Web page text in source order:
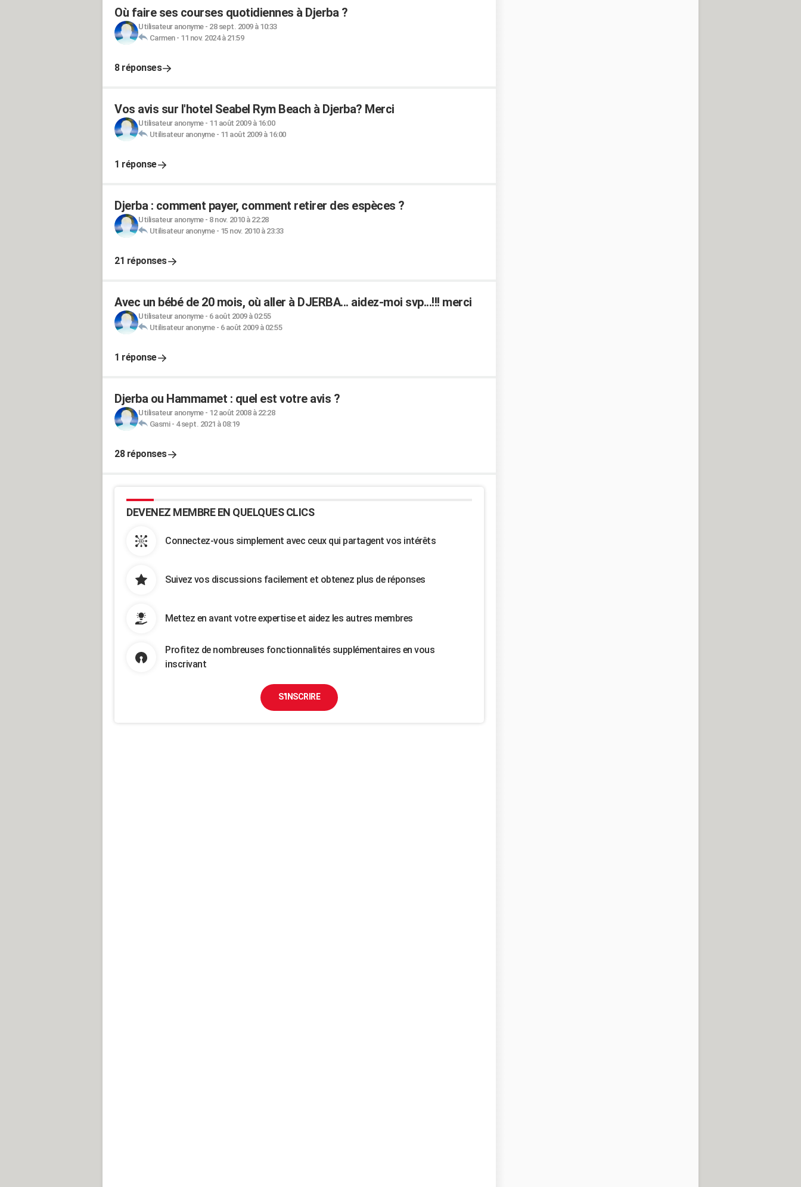
Où faire ses courses quotidiennes à Djerba ?
Utilisateur anonyme- 28 sept. 2009 à 10:33
Carmen- 11 nov. 2024 à 21:59
8 réponses
Vos avis sur l'hotel Seabel Rym Beach à Djerba? Merci
Utilisateur anonyme- 11 août 2009 à 16:00
Utilisateur anonyme- 11 août 2009 à 16:00
1 réponse
Djerba : comment payer, comment retirer des espèces ?
Utilisateur anonyme- 8 nov. 2010 à 22:28
Utilisateur anonyme- 15 nov. 2010 à 23:33
21 réponses
Avec un bébé de 20 mois, où aller à DJERBA... aidez-moi svp...!!! merci
Utilisateur anonyme- 6 août 2009 à 02:55
Utilisateur anonyme- 6 août 2009 à 02:55
1 réponse
Djerba ou Hammamet : quel est votre avis ?
Utilisateur anonyme- 12 août 2008 à 22:28
Gasmi- 4 sept. 2021 à 08:19
28 réponses
DEVENEZ MEMBRE EN QUELQUES CLICS
Connectez-vous simplement avec ceux qui partagent vos intérêts
Suivez vos discussions facilement et obtenez plus de réponses
Mettez en avant votre expertise et aidez les autres membres
Profitez de nombreuses fonctionnalités supplémentaires en vous
inscrivant
S'INSCRIRE